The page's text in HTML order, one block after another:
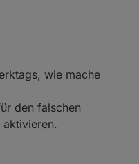
wie mache
den falschen